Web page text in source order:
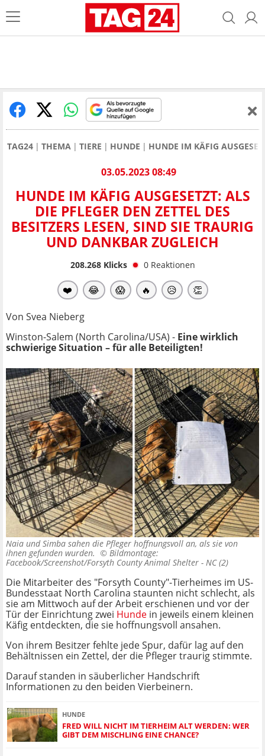
TAG24 THEMA TIERE HUNDE HUNDE IM KÄFIG
03.05.2023 08:49
HUNDE IM KÄFIG AUSGESETZT: ALS
DIE PFLEGER DEN ZETTEL DES
BESITZERS LESEN, SIND SIE TRAURIG
UND DANKBAR ZUGLEICH
208.268Klicks 0 Reaktionen
❤️ 😂 😱 🔥 😥 👏
Von Svea Nieberg
Winston-Salem (North Carolina/USA) - Eine wirklich
schwierige Situation – für alle Beteiligten!
Naia und Simba sahen die Pfleger hoffnungsvoll an, als sie von
ihnen gefunden wurden. © Bildmontage:
Facebook/Screenshot/Forsyth County Animal Shelter - NC (2)
Die Mitarbeiter des "Forsyth County"-Tierheimes im US-
Bundesstaat North Carolina staunten nicht schlecht, als
sie am Mittwoch auf der Arbeit erschienen und vor der
Tür der Einrichtung zwei Hunde in jeweils einem kleinen
Käfig entdeckten, die sie hoffnungsvoll ansahen.
Von ihrem Besitzer fehlte jede Spur, dafür lag auf den
Behältnissen ein Zettel, der die Pfleger traurig stimmte.
Darauf standen in säuberlicher Handschrift
Informationen zu den beiden Vierbeinern.
HUNDE
FRED WILL NICHT IM TIERHEIM ALT WERDEN: WER
GIBT DEM MISCHLING EINE CHANCE?